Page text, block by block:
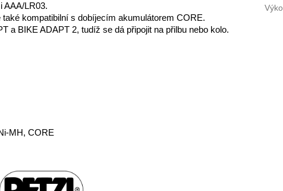
AAA/LR03.
kompatibilní s dobíjecím akumulátorem CORE.
a BIKE ADAPT 2, tudíž se dá připojit na přilbu nebo kolo.
MH, CORE